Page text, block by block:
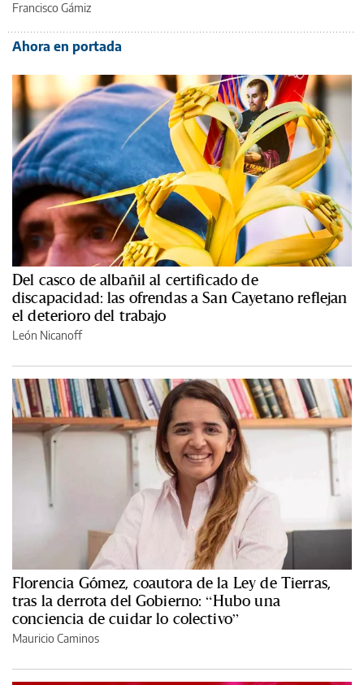
Francisco Gámiz
Ahora en portada
Del casco de albañil al certificado de
discapacidad: las ofrendas a San Cayetano reflejan
el deterioro del trabajo
León Nicanoff
Florencia Gómez, coautora de la Ley de Tierras,
tras la derrota del Gobierno: “Hubo una
conciencia de cuidar lo colectivo”
Mauricio Caminos